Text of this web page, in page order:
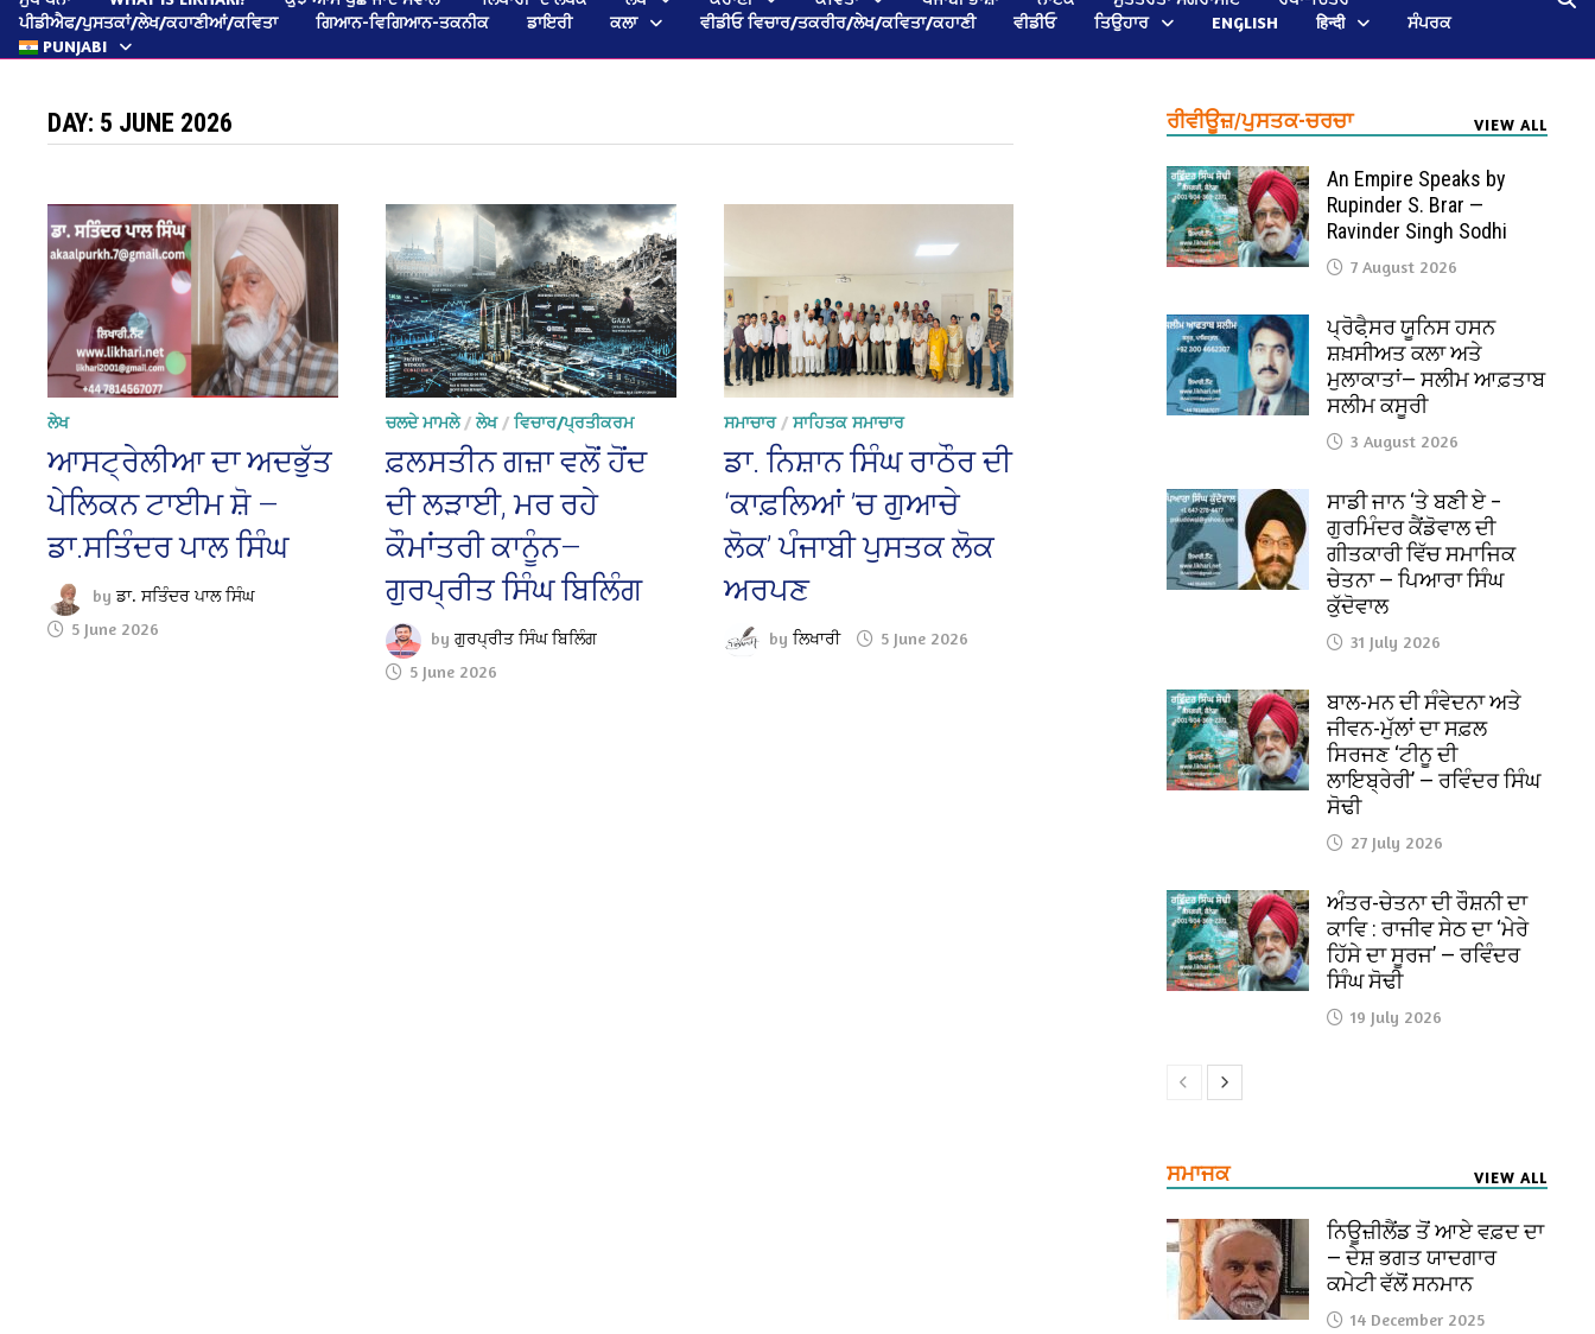
ਪੀਡੀਐਫ/ਪੁਸਤਕਾਂ/ਲੇਖ/ਕਹਾਣੀਆਂ/ਕਵਿਤਾ
ਗਿਆਨ-ਵਿਗਿਆਨ-ਤਕਨੀਕ ਡਾਇਰੀ ਕਲਾ ਵੀਡੀਓ ਵਿਚਾਰ/ਤਕਰੀਰ/ਲੇਖ/ਕਵਿਤਾ/ਕਹਾਣੀ ਵੀਡੀਓ ਤਿਉਹਾਰ ENGLISH हिन्दी
ਸੰਪਰਕ
PUNJABI
DAY: 5 JUNE 2026
ਲੇਖ
ਆਸਟ੍ਰੇਲੀਆ ਦਾ ਅਦਭੁੱਤ
ਪੇਲਿਕਨ ਟਾਈਮ ਸ਼ੋ —
ਡਾ.ਸਤਿੰਦਰ ਪਾਲ ਸਿੰਘ
byਡਾ. ਸਤਿੰਦਰ ਪਾਲ ਸਿੰਘ
5 June 2026
ਚਲਦੇ ਮਾਮਲੇ/ਲੇਖ/ ਵਿਚਾਰ/ਪ੍ਰਤੀਕਰਮ
ਫ਼ਲਸਤੀਨ ਗਜ਼ਾ ਵਲੋਂ ਹੋਂਦ
ਦੀ ਲੜਾਈ, ਮਰ ਰਹੇ
ਕੌਮਾਂਤਰੀ ਕਾਨੂੰਨ—
ਗੁਰਪ੍ਰੀਤ ਸਿੰਘ ਬਿਲਿੰਗ
by ਗੁਰਪ੍ਰੀਤ ਸਿੰਘ ਬਿਲਿੰਗ
5 June 2026
ਸਮਾਚਾਰ/ ਸਾਹਿਤਕ ਸਮਾਚਾਰ
ਡਾ. ਨਿਸ਼ਾਨ ਸਿੰਘ ਰਾਠੌਰ ਦੀ
‘ਕਾਫ਼ਲਿਆਂ ’ਚ ਗੁਆਚੇ
ਲੋਕ’ ਪੰਜਾਬੀ ਪੁਸਤਕ ਲੋਕ
ਅਰਪਣ
by ਲਿਖਾਰੀ 5 June 2026
ਰੀਵੀਊਜ਼/ਪੁਸਤਕ-ਚਰਚਾ VIEW ALL
An Empire Speaks by
Rupinder S. Brar —
Ravinder Singh Sodhi
7 August 2026
ਪ੍ਰੋਫੈ਼ਸਰ ਯੂਨਿਸ ਹਸਨ
ਸ਼ਖ਼ਸੀਅਤ ਕਲਾ ਅਤੇ
ਮੁਲਾਕਾਤਾਂ— ਸਲੀਮ ਆਫ਼ਤਾਬ
ਸਲੀਮ ਕਸੂਰੀ
3 August 2026
ਸਾਡੀ ਜਾਨ ‘ਤੇ ਬਣੀ ਏ –
ਗੁਰਮਿੰਦਰ ਕੈਂਡੋਵਾਲ ਦੀ
ਗੀਤਕਾਰੀ ਵਿੱਚ ਸਮਾਜਿਕ
ਚੇਤਨਾ — ਪਿਆਰਾ ਸਿੰਘ
ਕੁੱਦੋਵਾਲ
31 July 2026
ਬਾਲ-ਮਨ ਦੀ ਸੰਵੇਦਨਾ ਅਤੇ
ਜੀਵਨ-ਮੁੱਲਾਂ ਦਾ ਸਫ਼ਲ
ਸਿਰਜਣ ‘ਟੀਨੂ ਦੀ
ਲਾਇਬ੍ਰੇਰੀ’ — ਰਵਿੰਦਰ ਸਿੰਘ
ਸੋਢੀ
27 July 2026
ਅੰਤਰ-ਚੇਤਨਾ ਦੀ ਰੌਸ਼ਨੀ ਦਾ
ਕਾਵਿ : ਰਾਜੀਵ ਸੇਠ ਦਾ ‘ਮੇਰੇ
ਹਿੱਸੇ ਦਾ ਸੂਰਜ’ — ਰਵਿੰਦਰ
ਸਿੰਘ ਸੋਢੀ
19 July 2026
ਸਮਾਜਕ VIEW ALL
ਨਿਊਜ਼ੀਲੈਂਡ ਤੋਂ ਆਏ ਵਫ਼ਦ ਦਾ
— ਦੇਸ਼ ਭਗਤ ਯਾਦਗਾਰ
ਕਮੇਟੀ ਵੱਲੋਂ ਸਨਮਾਨ
14 December 2025